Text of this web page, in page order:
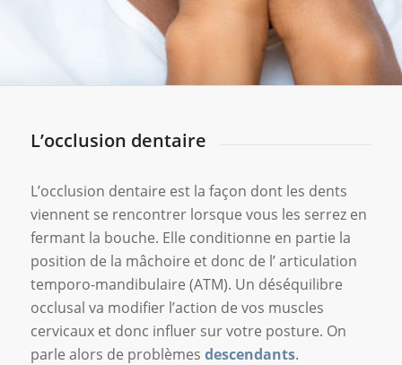
L’occlusion dentaire
L’occlusion dentaire est la façon dont les dents
viennent se rencontrer lorsque vous les serrez en
fermant la bouche. Elle conditionne en partie la
position de la mâchoire et donc de l’ articulation
temporo-mandibulaire (ATM). Un déséquilibre
occlusal va modifier l’action de vos muscles
cervicaux et donc influer sur votre posture. On
parle alors de problèmes descendants.